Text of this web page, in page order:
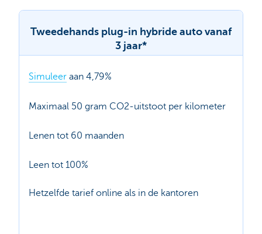
Tweedehands plug-in hybride auto vanaf
3 jaar*
Simuleer aan 4,79%
Maximaal 50 gram CO2-uitstoot per kilometer
Lenen tot 60 maanden
Leen tot 100%
Hetzelfde tarief online als in de kantoren